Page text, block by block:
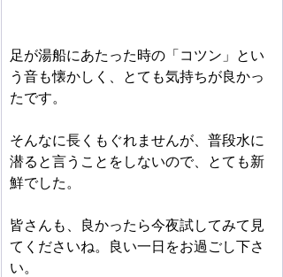
足が湯船にあたった時の「コツン」とい
う音も懐かしく、とても気持ちが良かっ
たです。
そんなに長くもぐれませんが、普段水に
潜ると言うことをしないので、とても新
鮮でした。
皆さんも、良かったら今夜試してみて見
てくださいね。良い一日をお過ごし下さ
い。